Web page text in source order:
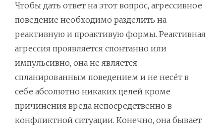
Чтобы дать ответ на этот вопрос, агрессивное
поведение необходимо разделить на
реактивную и проактивую формы. Реактивная
агрессия проявляется спонтанно или
импульсивно, она не является
спланированным поведением и не несёт в
себе абсолютно никаких целей кроме
причинения вреда непосредственно в
конфликтной ситуации. Конечно, она бывает